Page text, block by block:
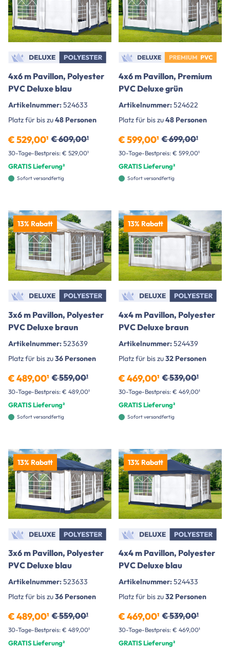
4x6 m Pavillon, Polyester
PVC Deluxe blau
Artikelnummer:524633
Platz für bis zu48 Personen
€ 529,00¹ € 609,00¹
30-Tage-Bestpreis: € 529,00¹
GRATIS Lieferung²
Sofort versandfertig
4x6 m Pavillon, Premium
PVC Deluxe grün
Artikelnummer:524622
Platz für bis zu48 Personen
€ 599,00¹ € 699,00¹
30-Tage-Bestpreis: € 599,00¹
GRATIS Lieferung²
Sofort versandfertig
13% Rabatt
3x6 m Pavillon, Polyester
PVC Deluxe braun
Artikelnummer:523639
Platz für bis zu36 Personen
€ 489,00¹ € 559,00¹
30-Tage-Bestpreis: € 489,00¹
GRATIS Lieferung²
Sofort versandfertig
13% Rabatt
4x4 m Pavillon, Polyester
PVC Deluxe braun
Artikelnummer:524439
Platz für bis zu32 Personen
€ 469,00¹ € 539,00¹
30-Tage-Bestpreis: € 469,00¹
GRATIS Lieferung²
Sofort versandfertig
13% Rabatt
3x6 m Pavillon, Polyester
PVC Deluxe blau
Artikelnummer:523633
Platz für bis zu36 Personen
€ 489,00¹ € 559,00¹
30-Tage-Bestpreis: € 489,00¹
GRATIS Lieferung²
13% Rabatt
4x4 m Pavillon, Polyester
PVC Deluxe blau
Artikelnummer:524433
Platz für bis zu32 Personen
€ 469,00¹ € 539,00¹
30-Tage-Bestpreis: € 469,00¹
GRATIS Lieferung²